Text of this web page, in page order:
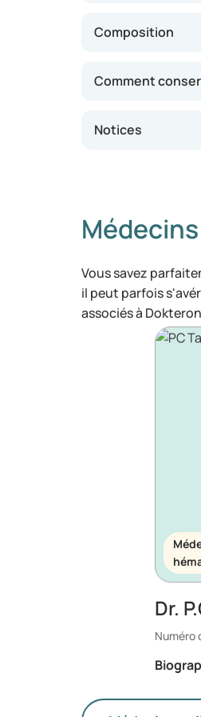
Composition
Comment
Notices
Vous savez
il peut parfois
associés à
Dr.
Numéro